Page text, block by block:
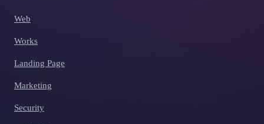
Web
Works
Landing Page
Marketing
Security